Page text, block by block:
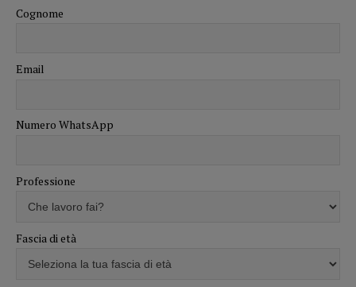
Cognome
Email
Numero WhatsApp
Professione
Fascia di età